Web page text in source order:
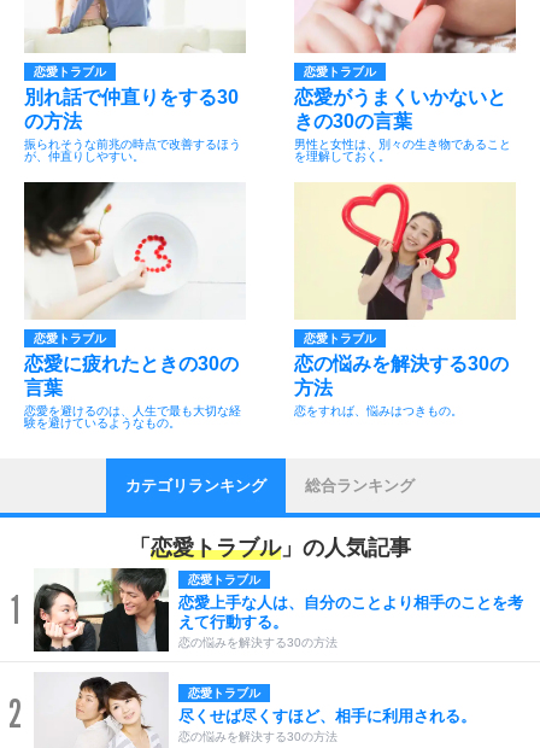
恋愛トラブル
別れ話で仲直りをする30
の方法
振られそうな前兆の時点で改善するほう
が、仲直りしやすい。
恋愛トラブル
恋愛がうまくいかないと
きの30の言葉
男性と女性は、別々の生き物であること
を理解しておく。
恋愛トラブル
恋愛に疲れたときの30の
言葉
恋愛を避けるのは、人生で最も大切な経
験を避けているようなもの。
恋愛トラブル
恋の悩みを解決する30の
方法
恋をすれば、悩みはつきもの。
カテゴリランキング 総合ランキング
「 恋愛トラブル」の人気記事
1
恋愛トラブル
恋愛上手な人は、自分のことより相手のことを考
えて行動する。
恋の悩みを解決する30の方法
2 恋愛トラブル
尽くせば尽くすほど、相手に利用される。
恋の悩みを解決する30の方法